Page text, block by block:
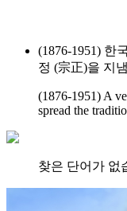
(1876-1951) 한
정 (宗正)을 지냄
(1876-1951) A
spread the
찾은 단어가 없